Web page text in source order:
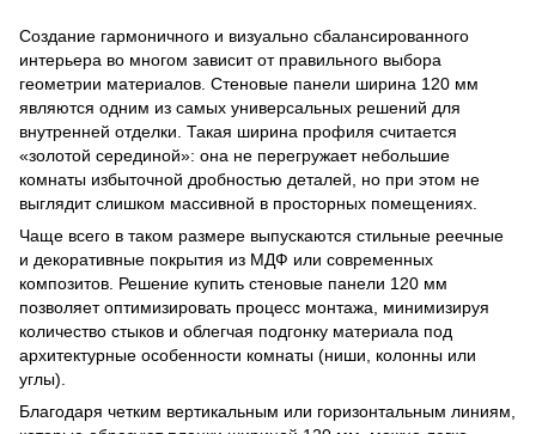
Создание гармоничного и визуально сбалансированного
интерьера во многом зависит от правильного выбора
геометрии материалов. Стеновые панели ширина 120 мм
являются одним из самых универсальных решений для
внутренней отделки. Такая ширина профиля считается
«золотой серединой»: она не перегружает небольшие
комнаты избыточной дробностью деталей, но при этом не
выглядит слишком массивной в просторных помещениях.
Чаще всего в таком размере выпускаются стильные реечные
и декоративные покрытия из МДФ или современных
композитов. Решение купить стеновые панели 120 мм
позволяет оптимизировать процесс монтажа, минимизируя
количество стыков и облегчая подгонку материала под
архитектурные особенности комнаты (ниши, колонны или
углы).
Благодаря четким вертикальным или горизонтальным линиям,